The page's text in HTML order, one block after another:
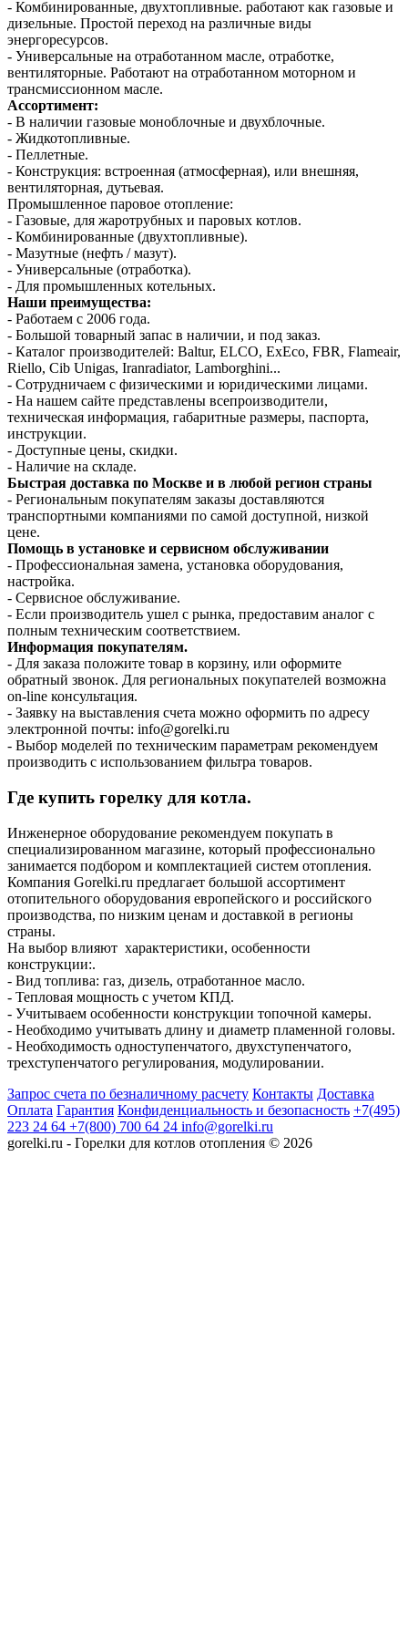
- Комбинированные, двухтопливные. работают как газовые и
дизельные. Простой переход на различные виды
энергоресурсов.
- Универсальные на отработанном масле, отработке,
вентиляторные. Работают на отработанном моторном и
трансмиссионном масле.
Ассортимент:
- В наличии газовые моноблочные и двухблочные.
- Жидкотопливные.
- Пеллетные.
- Конструкция: встроенная (атмосферная), или внешняя,
вентиляторная, дутьевая.
Промышленное паровое отопление:
- Газовые, для жаротрубных и паровых котлов.
- Комбинированные (двухтопливные).
- Мазутные (нефть / мазут).
- Универсальные (отработка).
- Для промышленных котельных.
Наши преимущества:
- Работаем с 2006 года.
- Большой товарный запас в наличии, и под заказ.
- Каталог производителей: Baltur, ELCO, ExEco, FBR, Flameair,
Riello, Cib Unigas, Iranradiator, Lamborghini...
- Сотрудничаем с физическими и юридическими лицами.
- На нашем сайте представлены всепроизводители,
техническая информация, габаритные размеры, паспорта,
инструкции.
- Доступные цены, скидки.
- Наличие на складе.
Быстрая доставка по Москве и в любой регион страны
- Региональным покупателям заказы доставляются
транспортными компаниями по самой доступной, низкой
цене.
Помощь в установке и сервисном обслуживании
- Профессиональная замена, установка оборудования,
настройка.
- Сервисное обслуживание.
- Если производитель ушел с рынка, предоставим аналог с
полным техническим соответствием.
Информация покупателям.
- Для заказа положите товар в корзину, или оформите
обратный звонок. Для региональных покупателей возможна
on-line консультация.
- Заявку на выставления счета можно оформить по адресу
электронной почты: info@gorelki.ru
- Выбор моделей по техническим параметрам рекомендуем
производить с использованием фильтра товаров.
Где купить горелку для котла.
Инженерное оборудование рекомендуем покупать в
специализированном магазине, который профессионально
занимается подбором и комплектацией систем отопления.
Компания Gorelki.ru предлагает большой ассортимент
отопительного оборудования европейского и российского
производства, по низким ценам и доставкой в регионы
страны.
На выбор влияют характеристики, особенности
конструкции:.
- Вид топлива: газ, дизель, отработанное масло.
- Тепловая мощность с учетом КПД.
- Учитываем особенности конструкции топочной камеры.
- Необходимо учитывать длину и диаметр пламенной головы.
- Необходимость одноступенчатого, двухступенчатого,
трехступенчатого регулирования, модулировании.
Запрос счета по безналичному расчету Контакты Доставка
Оплата Гарантия Конфиденциальность и безопасность +7(495)
223 24 64 +7(800) 700 64 24 info@gorelki.ru
gorelki.ru - Горелки для котлов отопления © 2026